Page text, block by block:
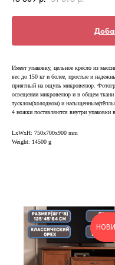
Имеет упаковку, цельное кресло из
вес до 150 кг и более, простые и
приятный на ощупь микровелюр.
освещении микровелюр и в общем ткани
тусклом(холодном) и
4 ножки поставляются внутри упаковки
LxWxH: 750x700x900 mm
Weight: 14500 g